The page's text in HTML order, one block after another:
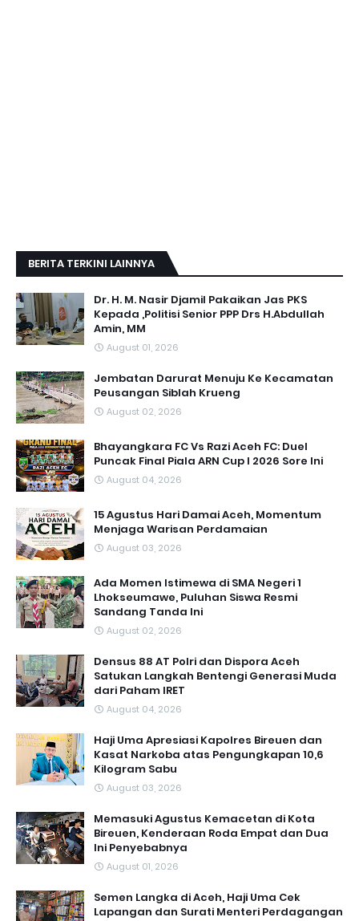
BERITA TERKINI LAINNYA
Dr. H. M. Nasir Djamil Pakaikan Jas PKS
Kepada ,Politisi Senior PPP Drs H.Abdullah
Amin, MM
August 01, 2026
Jembatan Darurat Menuju Ke Kecamatan
Peusangan Siblah Krueng
August 02, 2026
Bhayangkara FC Vs Razi Aceh FC: Duel
Puncak Final Piala ARN Cup I 2026 Sore Ini
August 04, 2026
15 Agustus Hari Damai Aceh, Momentum
Menjaga Warisan Perdamaian
August 03, 2026
Ada Momen Istimewa di SMA Negeri 1
Lhokseumawe, Puluhan Siswa Resmi
Sandang Tanda Ini
August 02, 2026
Densus 88 AT Polri dan Dispora Aceh
Satukan Langkah Bentengi Generasi Muda
dari Paham IRET
August 04, 2026
Haji Uma Apresiasi Kapolres Bireuen dan
Kasat Narkoba atas Pengungkapan 10,6
Kilogram Sabu
August 03, 2026
Memasuki Agustus Kemacetan di Kota
Bireuen, Kenderaan Roda Empat dan Dua
Ini Penyebabnya
August 01, 2026
Semen Langka di Aceh, Haji Uma Cek
Lapangan dan Surati Menteri Perdagangan